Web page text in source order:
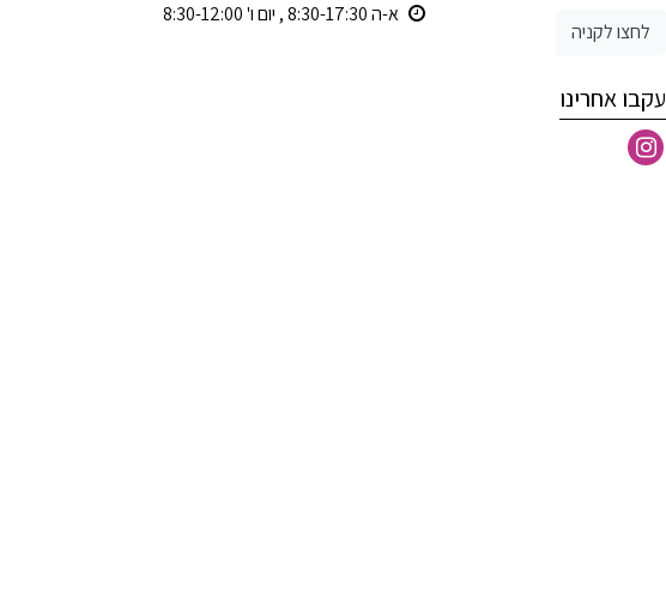
לחצו לקניה
עקבו אחרינו
א-ה 8:30-17:30 , יום ו' 8:30-12:00